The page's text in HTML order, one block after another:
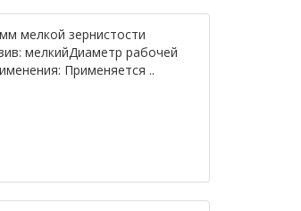
мелкой зернистости
мелкийДиаметр рабочей
Применяется ..